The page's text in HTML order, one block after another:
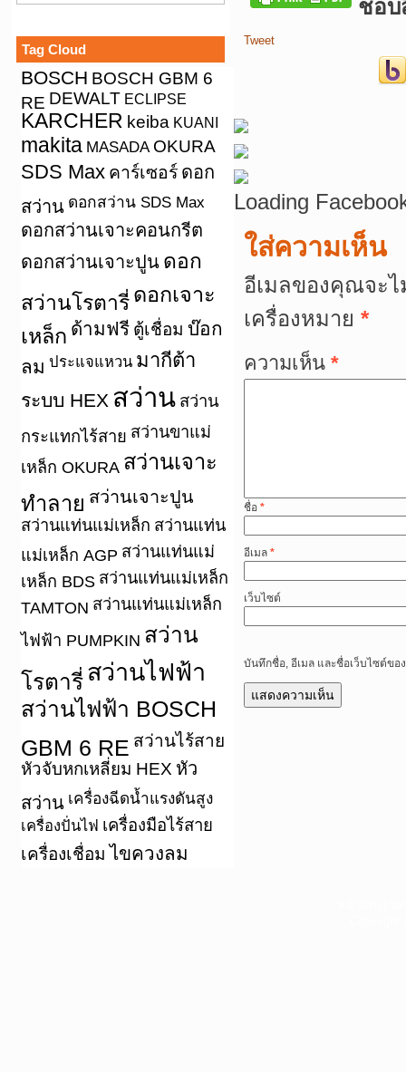
Tag Cloud
BOSCH BOSCH GBM 6
RE DEWALT ECLIPSE
KARCHER keiba KUANI
makita MASADA OKURA
SDS Max คาร์เซอร์ ดอก
สว่าน ดอกสว่าน SDS Max
ดอกสว่านเจาะคอนกรีต
ดอกสว่านเจาะปูน ดอก
สว่านโรตารี่ ดอกเจาะ
เหล็ก ด้ามฟรี ตู้เชื่อม บ๊อก
ลม ประแจแหวน มากีต้า
ระบบ HEX สว่าน สว่าน
กระแทกไร้สาย สว่านขาแม่
เหล็ก OKURA สว่านเจาะ
ทำลาย สว่านเจาะปูน
สว่านแท่นแม่เหล็ก สว่านแท่น
แม่เหล็ก AGP สว่านแท่นแม่
เหล็ก BDS สว่านแท่นแม่เหล็ก
TAMTON สว่านแท่นแม่เหล็ก
ไฟฟ้า PUMPKIN สว่าน
โรตารี่ สว่านไฟฟ้า
สว่านไฟฟ้า BOSCH
GBM 6 RE สว่านไร้สาย
หัวจับหกเหลี่ยม HEX หัว
สว่าน เครื่องฉีดน้ำแรงดันสูง
เครื่องปั่นไฟ เครื่องมือไร้สาย
เครื่องเชื่อม ไขควงลม
ชอบ
Tweet
Loading
ใส่ความเห็น
อีเมลของคุณจะ
เครื่องหมาย *
ความเห็น *
ชื่อ *
อีเมล *
เว็บไซต์
บันทึกชื่อ, อีเมล และชื่อเว็บไซต์ขอ